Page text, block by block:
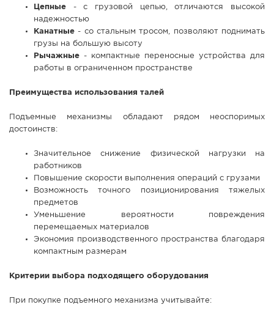
Цепные - с грузовой цепью, отличаются высокой
надежностью
Канатные - со стальным тросом, позволяют поднимать
грузы на большую высоту
Рычажные - компактные переносные устройства для
работы в ограниченном пространстве
Преимущества использования талей
Подъемные механизмы обладают рядом неоспоримых
достоинств:
Значительное снижение физической нагрузки на
работников
Повышение скорости выполнения операций с грузами
Возможность точного позиционирования тяжелых
предметов
Уменьшение вероятности повреждения
перемещаемых материалов
Экономия производственного пространства благодаря
компактным размерам
Критерии выбора подходящего оборудования
При покупке подъемного механизма учитывайте: